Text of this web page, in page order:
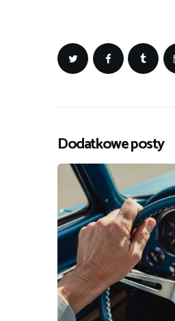
Dodatkowe posty